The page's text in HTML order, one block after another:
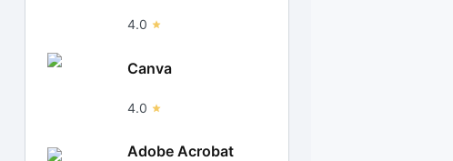
4.0
Canva
4.0
Adobe Acrobat